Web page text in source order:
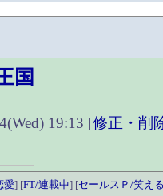
国
19:13 [修正・削
愛] [FT/連載中] [セールスＰ/笑え